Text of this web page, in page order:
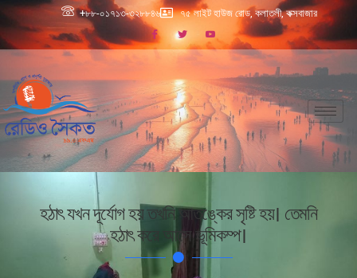
+৮৮-০১৭১৩-৩২৮৮৪৬ ৭৫ লাইট হাউজ রোড, কলাতলী, কক্সবাজার
হঠাৎ যখন দূর্যোগ হয় তখনি আতঙ্কের সৃষ্টি হয়। তেমনি
হঠাৎ করে আসে ভূমিকম্প।